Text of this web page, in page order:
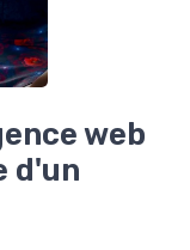
web
d'un